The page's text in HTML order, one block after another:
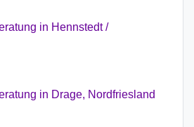
in Hennstedt /
in Drage, Nordfriesland